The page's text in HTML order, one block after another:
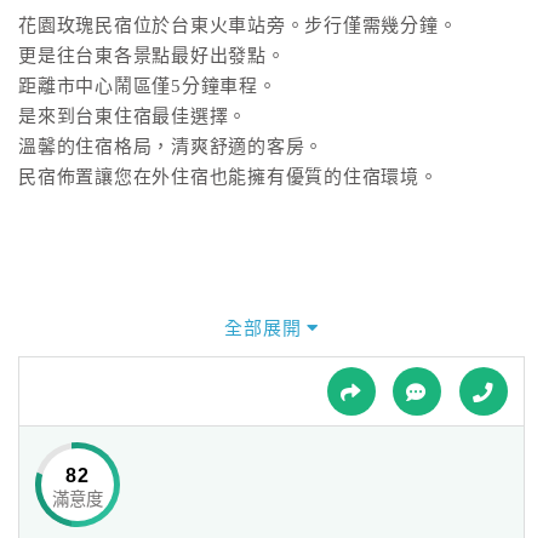
訂
房
HOT
特
色
球
網
花園玫瑰民宿位於台東火車站旁。步行僅需幾分鐘。
更是往台東各景點最好出發點。
距離市中心鬧區僅5分鐘車程。
是來到台東住宿最佳選擇。
溫馨的住宿格局，清爽舒適的客房。
民宿佈置讓您在外住宿也能擁有優質的住宿環境。
全部展開
82
滿意度